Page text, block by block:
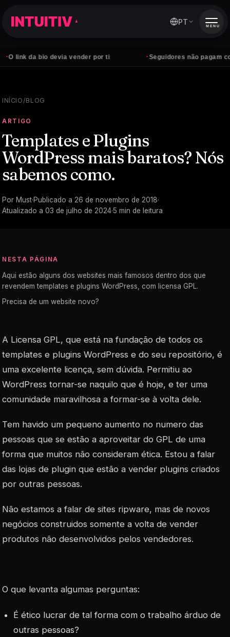
devia vender por ti ·Seguidores não pagam contas —
PT MENU
INÍCIO/BLOG
ARTIGO
Templates e Plugins
WordPress mais baratos? Nós
sabemos como.
Por Must·Publicado a 26 de novembro de 2018·
Atualizado a 03 de julho de 2024·5 min de leitura
NESTA PÁGINA
Aqui estão alguns dos websites mais famosos dentro dos que
revendem templates e plugins WordPress, com licensa GPL.
Precisa de um website novo?
A Licensa GPL, que está na fundação de todos os
templates e plugins WordPress e do seu repositório, é
uma excelente licença, sem dúvida. Permitiu ao
WordPress tornar-se naquilo que é hoje, e ter uma
comunidade maravilhosa a formar-se à volta dele.
Tem havido um pequeno aumento no numero das
pessoas que se estão a aproveitar do GPL de uma
forma que muitos não consideram ética. Estou a falar
das lojas de plugin que estão a vender plugins criados
por outras pessoas.
Não estamos a falar de sites ripware, mas de novos
negócios construidos somente a volta de vender
produtos não desenvolvidos pelos vendedores.
O que levanta algumas perguntas:
É ético lucrar de tal forma com o trabalho árduo de
outras pessoas?